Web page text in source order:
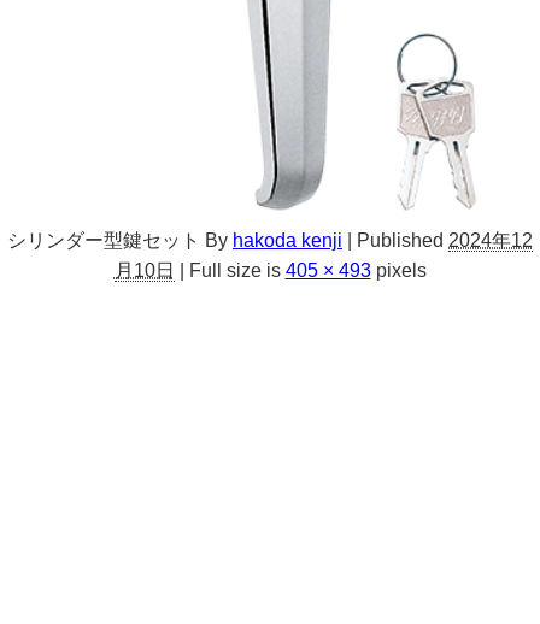
シリンダー型鍵セット By hakoda kenji Published 2024年12
月10日
Full size is 405 × 493pixels